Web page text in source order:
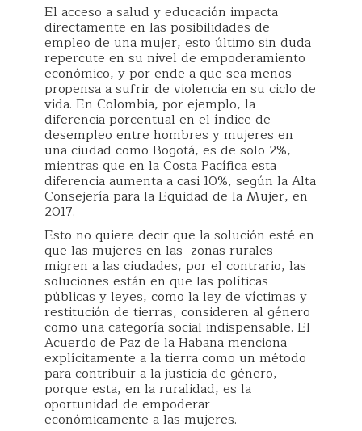
El acceso a salud y educación impacta
directamente en las posibilidades de
empleo de una mujer, esto último sin duda
repercute en su nivel de empoderamiento
económico, y por ende a que sea menos
propensa a sufrir de violencia en su ciclo de
vida. En Colombia, por ejemplo, la
diferencia porcentual en el índice de
desempleo entre hombres y mujeres en
una ciudad como Bogotá, es de solo 2%,
mientras que en la Costa Pacífica esta
diferencia aumenta a casi 10%, según la Alta
Consejería para la Equidad de la Mujer, en
2017.
Esto no quiere decir que la solución esté en
que las mujeres en las zonas rurales
migren a las ciudades, por el contrario, las
soluciones están en que las políticas
públicas y leyes, como la ley de víctimas y
restitución de tierras, consideren al género
como una categoría social indispensable. El
Acuerdo de Paz de la Habana menciona
explícitamente a la tierra como un método
para contribuir a la justicia de género,
porque esta, en la ruralidad, es la
oportunidad de empoderar
económicamente a las mujeres.